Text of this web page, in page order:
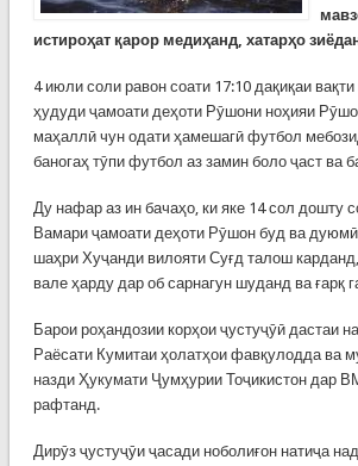
истироҳат қарор медиҳанд, хатарҳо
4 июли соли равон соати 17:10 дақиқаи
ҳудуди ҷамоати деҳоти Рӯшони ноҳияи
маҳаллӣ чун одати ҳамешагӣ футбол
баногаҳ тӯпи футбол аз замин боло ҷаст ва
Ду нафар аз ин бачаҳо, ки яке 14 сол дошту
Вамари ҷамоати деҳоти Рӯшон буд ва
шаҳри Хуҷанди вилояти Суғд талош
вале ҳарду дар об сарнагун шуданд ва ғарқ
Барои роҳандозии корҳои ҷустуҷӯӣ дастаи
Раёсати Кумитаи ҳолатҳои фавқулодда ва
назди Ҳукумати Ҷумҳурии Тоҷикистон дар
рафтанд.
Дирӯз ҷустуҷӯи ҷасади ноболиғон натиҷа